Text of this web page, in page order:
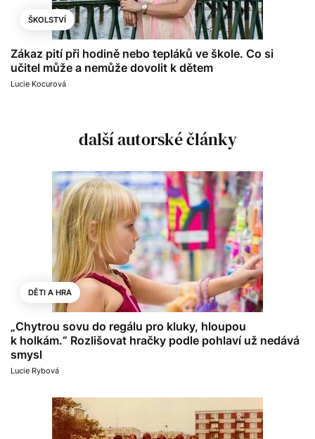
ŠKOLSTVÍ
Zákaz pití při hodině nebo tepláků ve škole. Co si
učitel může a nemůže dovolit k dětem
Lucie Kocurová
další autorské články
DĚTI A HRA
„Chytrou sovu do regálu pro kluky, hloupou
k holkám.“ Rozlišovat hračky podle pohlaví už nedává
smysl
Lucie Rybová